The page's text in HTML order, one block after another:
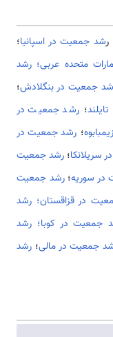
رشد جمعیت در اسپانیا؛
متحده عربی؛ رشد
جمعیت در بنگلادش؛
؛ رشد جمعیت در
؛ رشد جمعیت در
سریلانکا؛ رشد جمعیت
سوریه؛رشد جمعیت
در قزاقستان؛ رشد
جمعیت در کوبا؛ رشد
جمعیت در مالی؛ رشد